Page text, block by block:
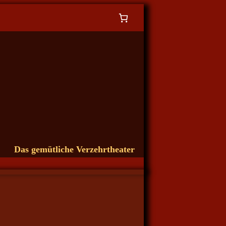
Das gemütliche Verzehrtheater